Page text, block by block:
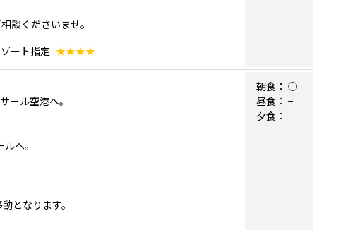
談くださいませ。
ート指定 ★★★★
ール空港へ。
へ。
となります。
朝食： ○
昼食： −
夕食： −